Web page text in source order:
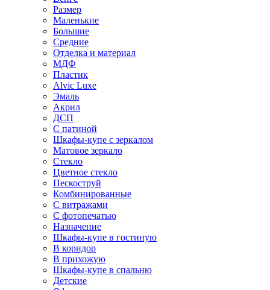
Размер
Маленькие
Большие
Средние
Отделка и материал
МДФ
Пластик
Alvic Luxe
Эмаль
Акрил
ДСП
С патиной
Шкафы-купе с зеркалом
Матовое зеркало
Стекло
Цветное стекло
Пескоструй
Комбинированные
С витражами
С фотопечатью
Назначение
Шкафы-купе в гостиную
В коридор
В прихожую
Шкафы-купе в спальню
Детские